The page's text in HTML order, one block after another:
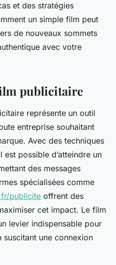
et des stratégies
un simple film peut
de nouveaux sommets
avec votre
publicitaire
représente un outil
entreprise souhaitant
Avec des techniques
possible d’atteindre un
des messages
spécialisées comme
publicite offrent des
cet impact. Le film
levier indispensable pour
une connexion